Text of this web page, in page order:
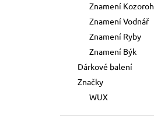
Znamení Kozoroh
Znamení Vodnář
Znamení Ryby
Znamení Býk
Dárkové balení
Značky
WUX